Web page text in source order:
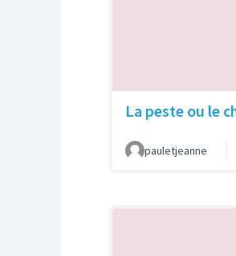
La peste ou le
pauletjeanne